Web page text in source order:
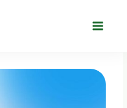
Main